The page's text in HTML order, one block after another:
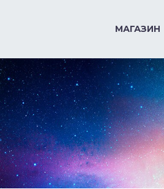
МАГАЗИН